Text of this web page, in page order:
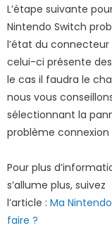
L’étape suivante
Nintendo Switch
l’état du
celui-ci présente des
le cas il faudra le
nous vous
sélectionnant la
problème connexion
Pour plus
s’allume plus, suivez
l’article : Ma
faire ?